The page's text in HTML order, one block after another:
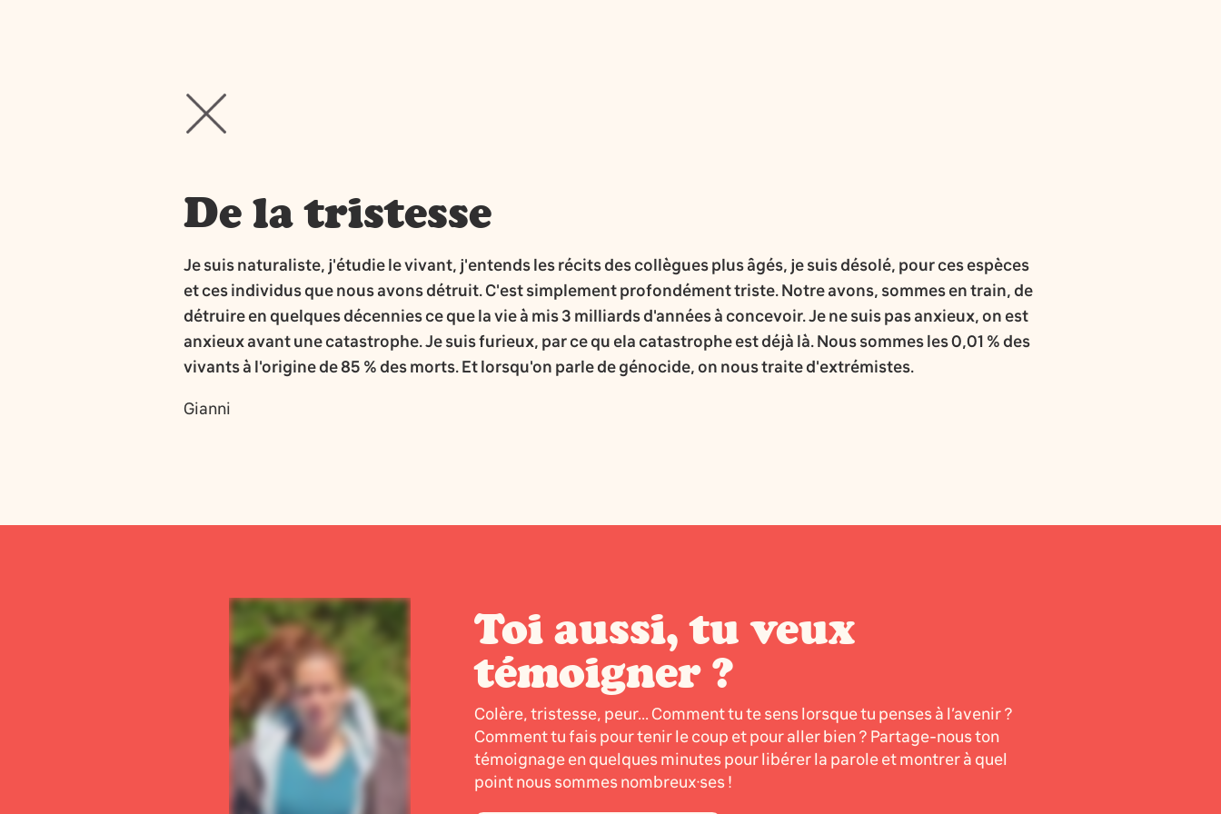
De la tristesse
Je suis naturaliste, j'étudie le vivant, j'entends les récits des collègues plus âgés, je suis désolé, pour ces espèces
et ces individus que nous avons détruit. C'est simplement profondément triste. Notre avons, sommes en train, de
détruire en quelques décennies ce que la vie à mis 3 milliards d'années à concevoir. Je ne suis pas anxieux, on est
anxieux avant une catastrophe. Je suis furieux, par ce qu ela catastrophe est déjà là. Nous sommes les 0,01 % des
vivants à l'origine de 85 % des morts. Et lorsqu'on parle de génocide, on nous traite d'extrémistes.
Gianni
Toi aussi, tu veux
témoigner ?
Colère, tristesse, peur... Comment tu te sens lorsque tu penses à l’avenir ?
Comment tu fais pour tenir le coup et pour aller bien ? Partage-nous ton
témoignage en quelques minutes pour libérer la parole et montrer à quel
point nous sommes nombreux·ses !